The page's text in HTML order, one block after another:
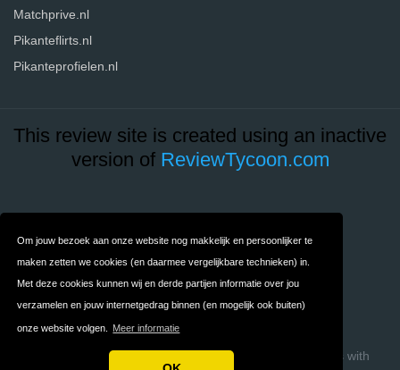
Om jouw bezoek aan onze website nog makkelijk en persoonlijker te
maken zetten we cookies (en daarmee vergelijkbare technieken) in.
Met deze cookies kunnen wij en derde partijen informatie over jou
verzamelen en jouw internetgedrag binnen (en mogelijk ook buiten)
onze website volgen. Meer informatie
Matchprive.nl
Pikanteflirts.nl
Pikanteprofielen.nl
This review site is created using an inactive
version of ReviewTycoon.com
Privacy Algemene
Voorwaarden
Copyright © 2026 Dating-Reviews.nl Build review sites with